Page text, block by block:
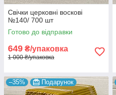
Свічки церковні воскові
№140/ 700 шт
Готово до відправки
649 ₴/упаковка
1 000 ₴/упаковка
–35% Подарунок